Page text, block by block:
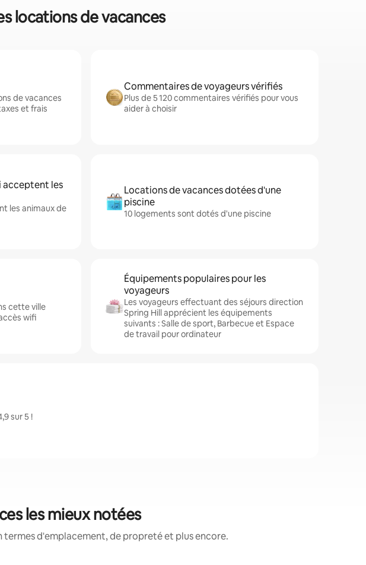
locations de vacances
de vacances
et frais
Commentaires de voyageurs vérifiés
Plus de 5 120 commentaires vérifiés pour vous
aider à choisir
acceptent les
les animaux de
Locations de vacances dotées d'une
piscine
10 logements sont dotés d'une piscine
cette ville
wifi
Équipements populaires pour les
voyageurs
Les voyageurs effectuant des séjours direction
Spring Hill apprécient les équipements
suivants : Salle de sport, Barbecue et Espace
de travail pour ordinateur
sur 5 !
les mieux notées
termes d'emplacement, de propreté et plus encore.